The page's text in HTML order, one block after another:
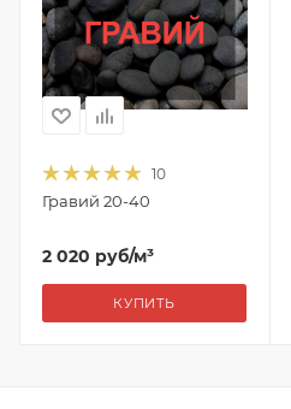
10
Гравий 20-40
2 020 руб/м³
КУПИТЬ